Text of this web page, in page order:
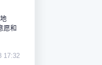
愿和
17:32